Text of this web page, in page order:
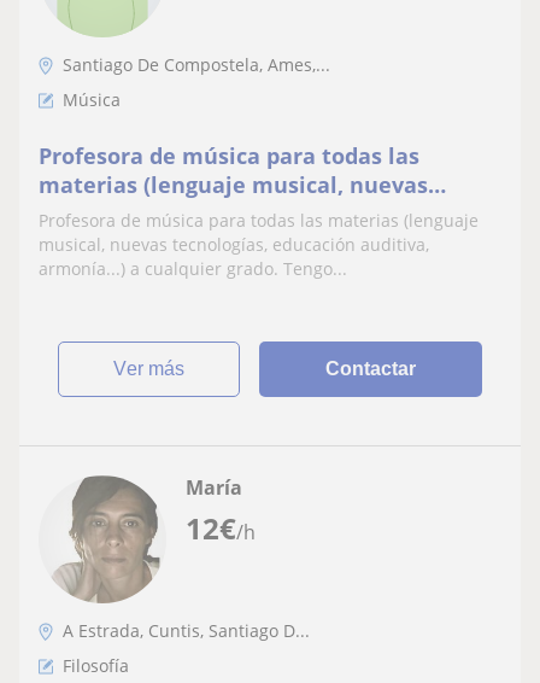
Santiago De Compostela, Ames,...
Música
Profesora de música para todas las
materias (lenguaje musical, nuevas
tecnologías, educación auditiva,
armonía...) a cualquier grado
Profesora de música para todas las materias (lenguaje
musical, nuevas tecnologías, educación auditiva,
armonía...) a cualquier grado. Tengo...
ver más Contactar
12€/h
María
A Estrada, Cuntis, Santiago D...
Filosofía